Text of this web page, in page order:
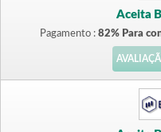
Aceita
Pagamento : 82% Para